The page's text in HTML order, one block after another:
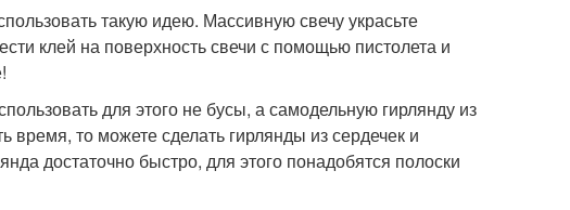
такую идею. Массивную свечу украсьте
клей на поверхность свечи с помощью пистолета и
для этого не бусы, а самодельную гирлянду из
то можете сделать гирлянды из сердечек и
достаточно быстро, для этого понадобятся полоски